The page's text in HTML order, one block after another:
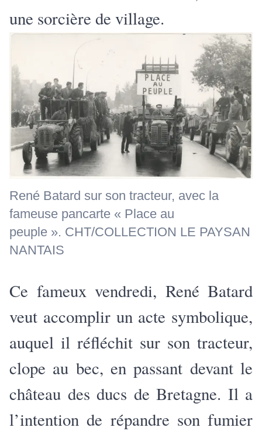
une sorcière de village.
René Batard sur son tracteur, avec la
fameuse pancarte « Place au
peuple ». CHT/COLLECTION LE PAYSAN
NANTAIS
Ce fameux vendredi, René Batard
veut accomplir un acte symbolique,
auquel il réfléchit sur son tracteur,
clope au bec, en passant devant le
château des ducs de Bretagne. Il a
l’intention de répandre son fumier